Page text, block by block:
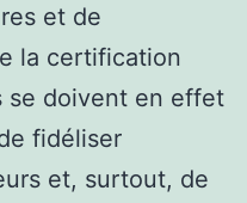
et de
la certification
se doivent en effet
fidéliser
et, surtout, de